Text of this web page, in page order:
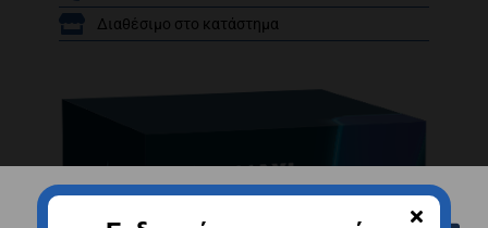
/
Διαθέσιμο στο κατάστημα